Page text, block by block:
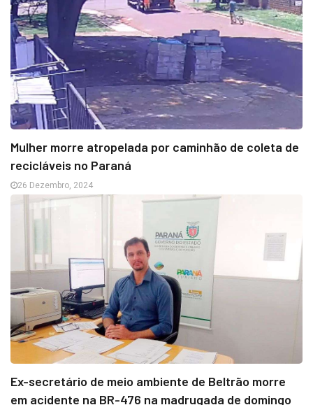
Mulher morre atropelada por caminhão de coleta de
recicláveis no Paraná
26 Dezembro, 2024
Ex-secretário de meio ambiente de Beltrão morre
em acidente na BR-476 na madrugada de domingo